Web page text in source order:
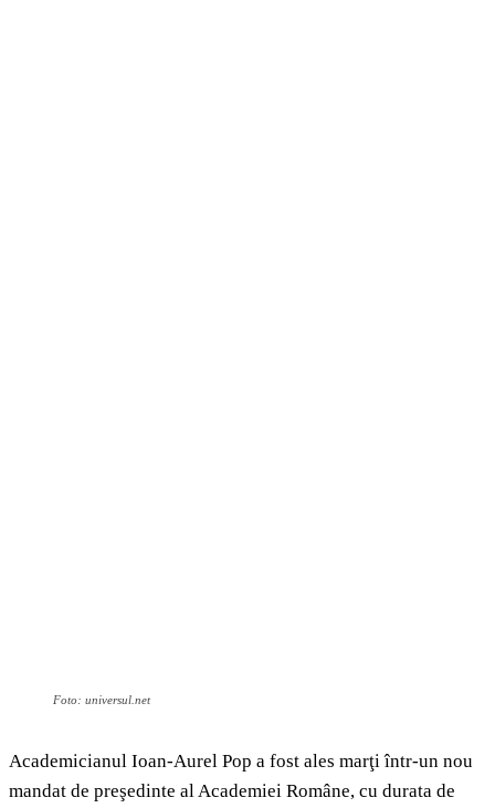
Foto: universul.net
Academicianul Ioan-Aurel Pop a fost ales marţi într-un nou
mandat de preşedinte al Academiei Române, cu durata de